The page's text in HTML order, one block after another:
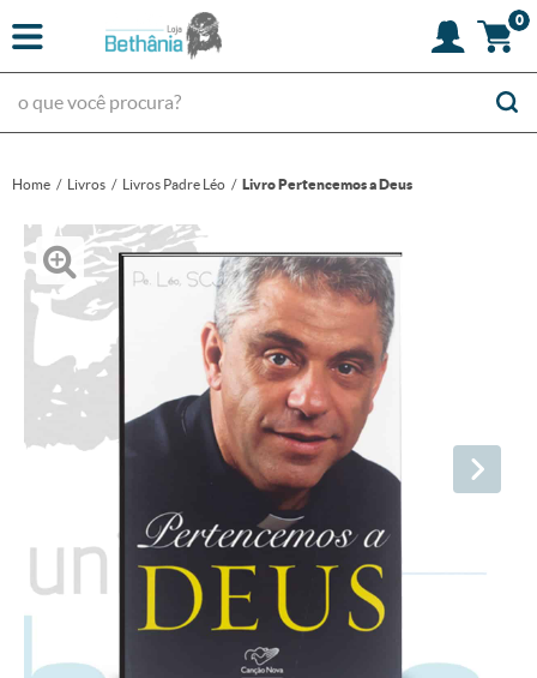
0
Home Livros Livros Padre Léo Livro Pertencemos a Deus